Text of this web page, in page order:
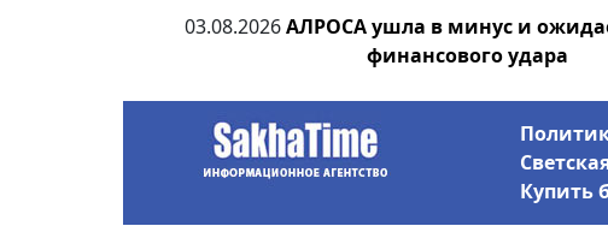
03.08.2026 АЛРОСА ушла в минус и
финансового удара
Купить